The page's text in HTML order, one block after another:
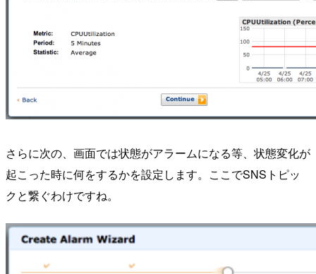
さらに次の、画面では状態がアラームになる等、状態変化が
起こった時に何をするかを設定します。ここでSNSトピッ
クと繋ぐわけですね。